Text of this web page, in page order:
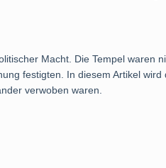
Macht. Die Tempel waren
festigten. In diesem Artikel wird
verwoben waren.